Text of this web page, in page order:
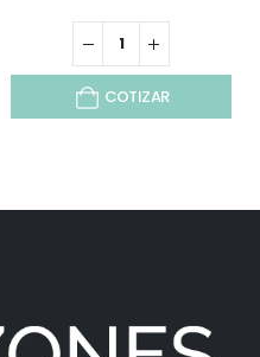
COTIZAR